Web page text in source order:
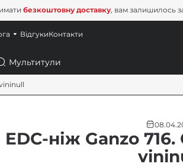
безкоштовну доставку, вам залишилось
ВідгукиКонтакти
EDC-ніж Ganzo 716.